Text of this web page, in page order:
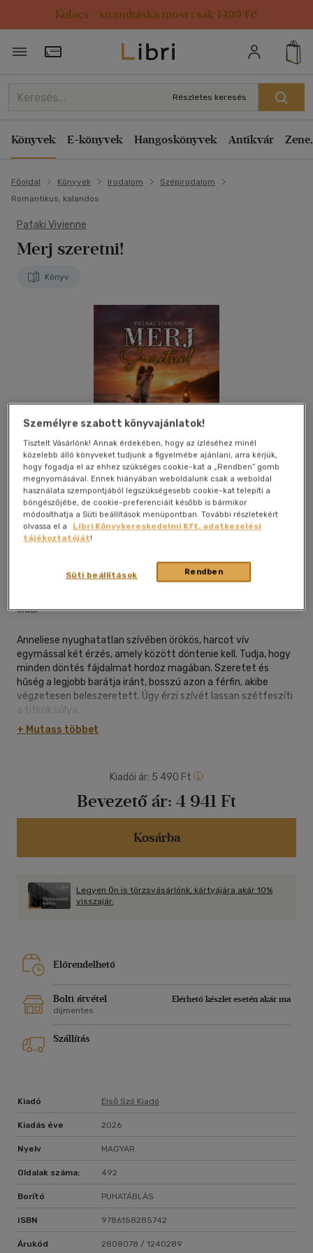
Kulacs / strandtáska most csak 1499 Ft!
Törzsvásárlói Kártya adatai
Részletes keresés
Könyvek E-könyvek Hangoskönyvek Antikvár
Főoldal Könyvek Irodalom
Szépirodalom
Romantikus, kalandos
Pataki Vivienne
Merj szeretni!
Könyv
Kívánságlistához adom
oldal
Anneliese nyughatatlan szívében örökös, harcot vív
egymással két érzés, amely között döntenie kell. Tudja, hogy
minden döntés fájdalmat hordoz magában. Szeretet és
hűség a legjobb barátja iránt, bosszú azon a férfin, akibe
végzetesen beleszeretett. Úgy érzi szívét lassan szétfeszíti
a titkok súlya.
De vajon lehet-e egyszerre hűséges és vágyakozó a szív?
Hogyan dönthet úgy, hogy közben ne veszítse el önmagát a
súlyáról, a tiltott szerelemről, a barátság erejéről, és a
reményről szól.
A történet megtanítja, hogy a legnagyobb bátorság az, ha a
szívünket követjük, még akkor is, ha ez a legnehezebb út.
+ Mutass többet
Kiadói ár: 5 490 Ft
Bevezető ár: 4 941 Ft
Kosárba
Legyen Ön is törzsvásárlónk, kártyájára akár 10%
visszajár.
Előrendelhető
Bolti átvétel
Elérhető készlet esetén akár ma
díjmentes
Szállítás
Kiadó Első Szó Kiadó
Kiadás éve 2026
Nyelv MAGYAR
Oldalak száma: 492
Borító PUHATÁBLÁS
ISBN 9786158285742
Árukód 2808078 / 1240289
Személyre szabott könyvajánlatok!
Tisztelt Vásárlónk! Annak érdekében, hogy az ízléséhez minél
közelebb álló könyveket tudjunk a figyelmébe ajánlani, arra kérjük,
hogy fogadja el az ehhez szükséges cookie-kat a „Rendben” gomb
megnyomásával. Ennek hiányában weboldalunk csak a weboldal
használata szempontjából legszükségesebb cookie-kat telepíti a
böngészőjébe, de cookie-preferenciáit később is bármikor
módosíthatja a Süti beállítások menüpontban. További részletekért
olvassa el a
Libri Könyvkereskedelmi Kft. adatkezelési
tájékoztatóját!
Rendben
Süti beállítások